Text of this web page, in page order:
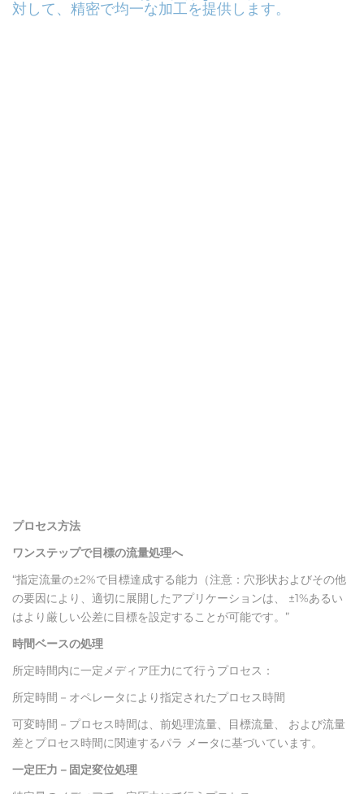
対して、精密で均一な加工を提供します。
プロセス方法
ワンステップで目標の流量処理へ
“指定流量の±2%で目標達成する能力（注意：穴形状およびその他
の要因により、適切に展開したアプリケーションは、 ±1%あるい
はより厳しい公差に目標を設定することが可能です。”
時間ベースの処理
所定時間内に一定メディア圧力にて行うプロセス：
所定時間－オペレータにより指定されたプロセス時間
可変時間－プロセス時間は、前処理流量、目標流量、 および流量
差とプロセス時間に関連するパラ メータに基づいています。
一定圧力－固定変位処理